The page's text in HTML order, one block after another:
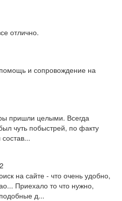
отлично.
и сопровождение на
пришли целыми. Всегда
чуть побыстрей, по факту
на сайте - что очень удобно,
Приехало то что нужно,
д...